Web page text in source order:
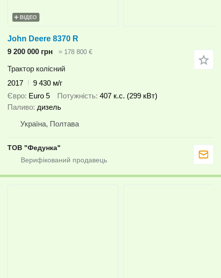
ВІДЕО
John Deere 8370 R
9 200 000 грн
≈ 178 800 €
Трактор колісний
2017
9 430 м/г
Євро Euro 5 Потужність 407 к.с. (299 кВт)
Паливо дизель
Україна, Полтава
ТОВ "Федунка"